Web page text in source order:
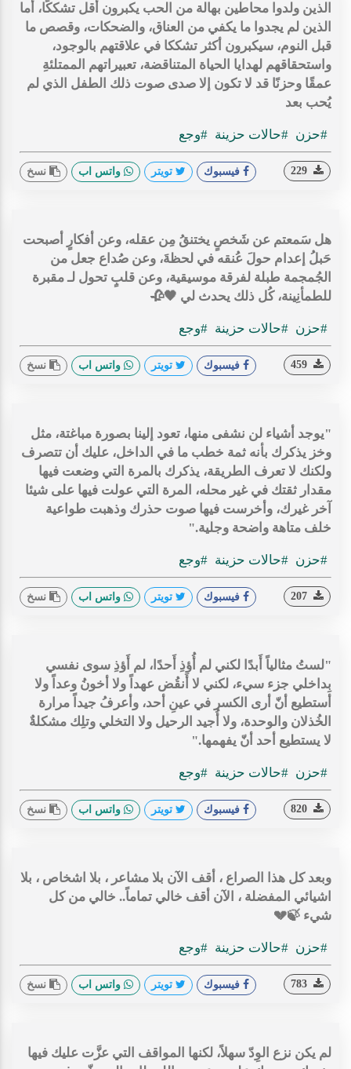
الذين ولدوا محاطين بهالة من الحب يكبرون أقل تشككًا، أما
الذين لم يجدوا ما يكفي من العناق، والضحكات، وقصص ما
قبل النوم، سيكبرون أكثر تشككا في علاقتهم بالوجود،
واستحقاقهم لهدايا الحياة المتناقضة، تعبيراتهم الممتلئةِ
عمقًا وحزنًا قد لا تكون إلا صدى صوت ذلك الطفل الذي لم
يُحب بعد
#حزن #حالات حزينة #وجع
فيسبوك تويتر واتس اب نسخ
هل سَمعتم عن شَخصٍ يختنقُ مِن عقله، وعن أفكارٍ أصبحت
حَبلُ إعدام حولَ عُنقه في لحظةَ، وعن صُداع جعل من
الجُمجمة طبلة لفرقة موسيقية، وعن قلبٍ تحول لـ مقبرة
للطمأنِينة، كُل ذلك يحدث لي 🖤🥀
#حزن #حالات حزينة #وجع
فيسبوك تويتر واتس اب نسخ
‏"يوجد أشياء لن نشفى منها، تعود إلينا بصورة مباغتة، مثل
وخز يذكرك بأنه ثمة خطب ما في الداخل، عليك أن تتصرف
ولكنك لا تعرف الطريقة، يذكرك بالمرة التي وضعت فيها
مقدار ثقتك في غير محله، المرة التي عولت فيها على شيئا
آخر غيرك، وأخرست فيها صوت حذرك وذهبت طواعية
خلف متاهة واضحة وجلية."
#حزن #حالات حزينة #وجع
فيسبوك تويتر واتس اب نسخ
"لستُ مثالياً أَبدًا لكني لم أُؤذِ أَحدًا، لم أَؤذِ سوى نفسي
بِداخلي جزء سيء، لكني لا أَنقُض عهداً ولا أخونُ وعداً ولا
أستطيع أنّ أرى الكسر في عينِ أحد، وأعرفُ جيداً مرارة
الخُذلان والوحدة، ولا أُجيد الرحيل ولا التخلي وتلِك مشكلةٌ
لا يستطيع أحد أنّ يفهمها."
#حزن #حالات حزينة #وجع
فيسبوك تويتر واتس اب نسخ
وبعد كل هذا الصراع ، أقف الآن بلا مشاعر ، بلا اشخاص ، بلا
اشيائي المفضلة ، الآن أقف خالي تماماً.. خالي من كل
شيء 🍃💔
#حزن #حالات حزينة #وجع
فيسبوك تويتر واتس اب نسخ
‏لم يكن نزع الوِدّ سهلاً، لكنها المواقف التي عزَّت عليك فيها